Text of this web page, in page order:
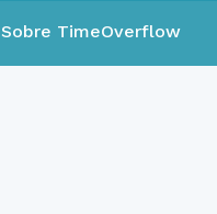
Sobre TimeOverflow